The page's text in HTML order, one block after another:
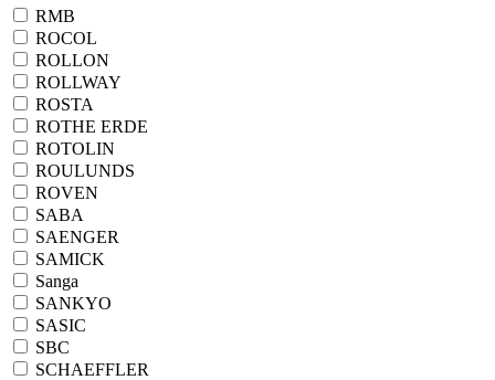
RMB
ROCOL
ROLLON
ROLLWAY
ROSTA
ROTHE ERDE
ROTOLIN
ROULUNDS
ROVEN
SABA
SAENGER
SAMICK
Sanga
SANKYO
SASIC
SBC
SCHAEFFLER